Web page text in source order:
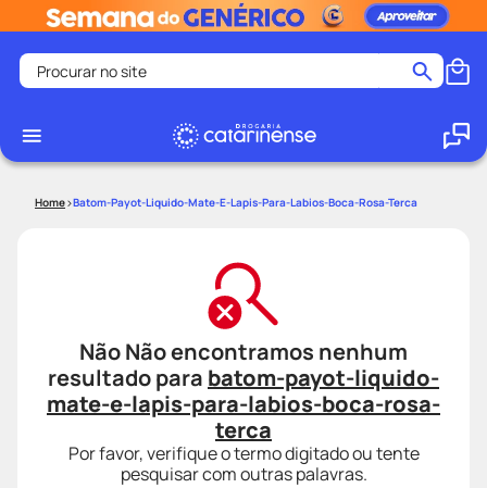
Procurar no site
1
ozivy
º
protetor solar
teste gravidez
Batom-Payot-Liquido-Mate-E-Lapis-Para-Labios-Boca-Rosa-Terca
Não Não encontramos nenhum
resultado para batom-payot-liquido-
mate-e-lapis-para-labios-boca-rosa-
terca
Por favor, verifique o termo digitado ou tente
pesquisar com outras palavras.